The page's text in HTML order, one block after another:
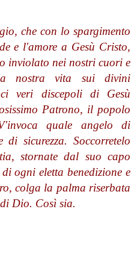
che con lo spargimento
e l'amore a Gesù Cristo,
inviolato nei nostri cuori e
nostra vita sui divini
veri discepoli di Gesù
Patrono, il popolo
quale angelo di
sicurezza. Soccorretelo
stornate dal suo capo
ogni eletta benedizione e
colga la palma riserbata
Dio. Così sia.